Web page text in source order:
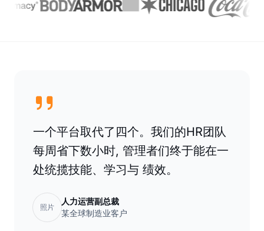
一个平台取代了四个。我们的HR团队
每周省下数小时, 管理者们终于能在一
处统揽技能、学习与 绩效。
照片
人力运营副总裁
某全球制造业客户